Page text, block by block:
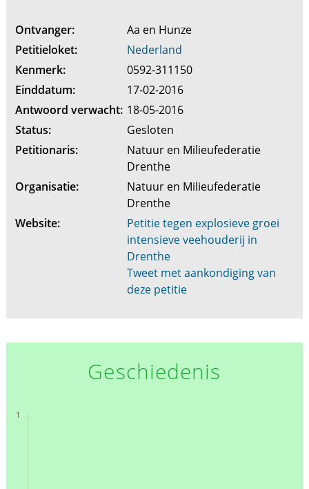
Ontvanger:
Aa en Hunze
Petitieloket:
Nederland
Kenmerk:
0592-311150
Einddatum:
17-02-2016
Antwoord verwacht: 18-05-2016
Status:
Gesloten
Petitionaris:
Natuur en Milieufederatie
Drenthe
Organisatie:
Natuur en Milieufederatie
Drenthe
Website:
Petitie tegen explosieve groei
intensieve veehouderij in
Drenthe
Tweet met aankondiging van
deze petitie
Geschiedenis